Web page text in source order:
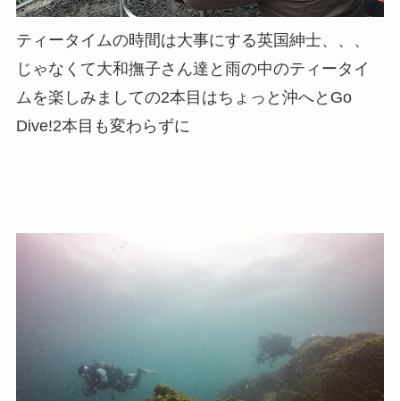
ティータイムの時間は大事にする英国紳士、、、
じゃなくて大和撫子さん達と雨の中のティータイ
ムを楽しみましての2本目はちょっと沖へとGo
Dive!2本目も変わらずに